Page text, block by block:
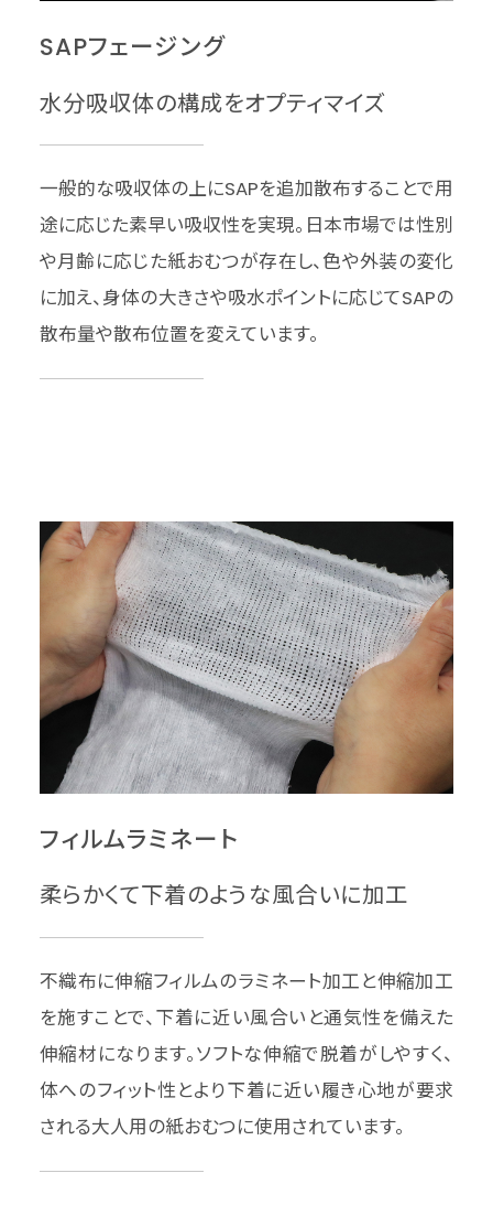
SAPフェージング
水分吸収体の構成をオプティマイズ
一般的な吸収体の上にSAPを追加散布することで用
途に応じた素早い吸収性を実現。日本市場では性別
や月齢に応じた紙おむつが存在し、色や外装の変化
に加え、身体の大きさや吸水ポイントに応じてSAPの
散布量や散布位置を変えています。
フィルムラミネート
柔らかくて下着のような風合いに加工
不織布に伸縮フィルムのラミネート加工と伸縮加工
を施すことで、下着に近い風合いと通気性を備えた
伸縮材になります。ソフトな伸縮で脱着がしやすく、
体へのフィット性とより下着に近い履き心地が要求
される大人用の紙おむつに使用されています。